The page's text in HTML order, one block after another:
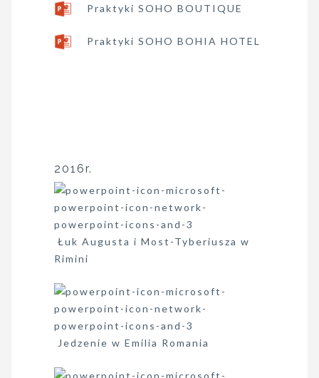
Praktyki SOHO BOUTIQUE
Praktyki SOHO BOHIA HOTEL
2016r.
Łuk Augusta i Most-Tyberiusza w
Rimini
Jedzenie w Emilia Romania